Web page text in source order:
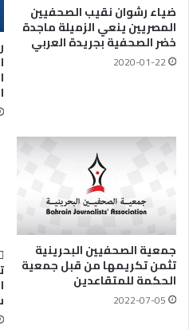
ضياء رشوان نقيب الصحفيين
المصريين ينعي الزميلة ماجدة
خضر الصحفية بجريدة العربي
2020-01-22
جمعية الصحفيين البحرينية
تثمن تكريمها من قبل جمعية
الحكمة للمتقاعدين
2022-07-05